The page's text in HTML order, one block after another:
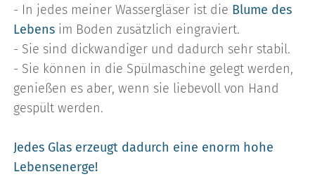
- In jedes meiner Wassergläser ist die Blume des
Lebens im Boden zusätzlich eingraviert.
- Sie sind dickwandiger und dadurch sehr stabil.
- Sie können in die Spülmaschine gelegt werden,
genießen es aber, wenn sie liebevoll von Hand
gespült werden.
Jedes Glas erzeugt dadurch eine enorm hohe
Lebensenerge!